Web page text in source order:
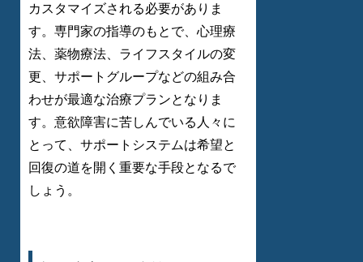
カスタマイズされる必要がありま
す。専門家の指導のもとで、心理療
法、薬物療法、ライフスタイルの変
更、サポートグループなどの組み合
わせが最適な治療プランとなりま
す。意欲障害に苦しんでいる人々に
とって、サポートシステムは希望と
回復の道を開く重要な手段となるで
しょう。